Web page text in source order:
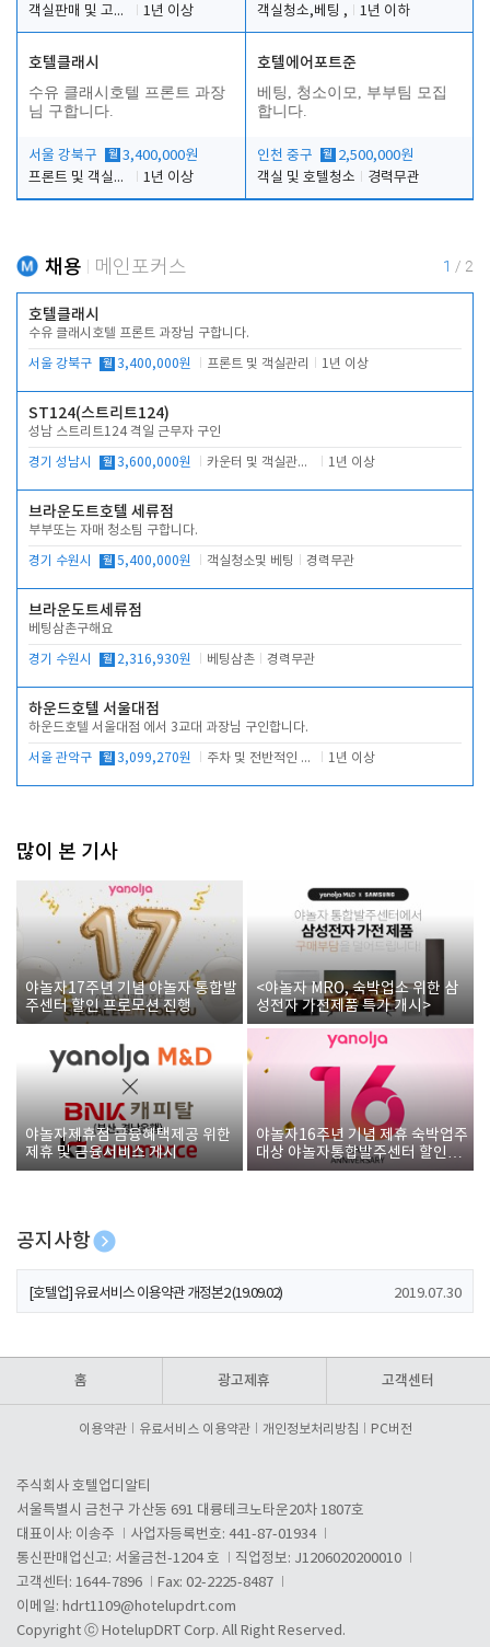
객실판매 및 고객응대
1년 이상
객실청소,베팅 ,
1년 이하
호텔클래시
수유 클래시호텔 프론트 과장
님 구합니다.
서울 강북구 월 3,400,000원
프론트 및 객실관리
1년 이상
호텔에어포트준
베팅, 청소이모, 부부팀 모집
합니다.
인천 중구 월 2,500,000원
객실 및 호텔청소
경력무관
채용 메인포커스 1 / 2
호텔클래시
수유 클래시호텔 프론트 과장님 구합니다.
서울 강북구 월 3,400,000원 프론트 및 객실관리 1년 이상
ST124(스트리트124)
성남 스트리트124 격일 근무자 구인
경기 성남시 월 3,600,000원 카운터 및 객실관리 전반 1년 이상
브라운도트호텔 세류점
부부또는 자매 청소팀 구합니다.
경기 수원시 월 5,400,000원 객실청소및 베팅 경력무관
브라운도트세류점
베팅삼촌구해요
경기 수원시 월 2,316,930원 베팅삼촌 경력무관
하운드호텔 서울대점
하운드호텔 서울대점 에서 3교대 과장님 구인합니다.
서울 관악구 월 3,099,270원 주차 및 전반적인 당번업무 1년 이상
많이 본 기사
야놀자17주년 기념 야놀자 통합발
주센터 할인 프로모션 진행
<야놀자 MRO, 숙박업소 위한 삼
성전자 가전제품 특가 개시>
야놀자제휴점 금융혜택제공 위한
제휴 및 금융서비스 게시
야놀자16주년 기념 제휴 숙박업주
대상 야놀자통합발주센터 할인쿠
폰 증정
공지사항
[호텔업] 개인정보 처리방침 개정본1 (19.09.02)
[호텔업] 유료서비스 이용약관 개정본2 (19.09.02) 2019.07.30
홈 광고제휴 고객센터
이용약관 유료서비스 이용약관 개인정보처리방침 PC버전
주식회사 호텔업디알티
서울특별시 금천구 가산동 691 대륭테크노타운20차 1807호
대표이사: 이송주
사업자등록번호: 441-87-01934
통신판매업신고: 서울금천-1204 호
직업정보: J1206020200010
고객센터: 1644-7896
Fax: 02-2225-8487
이메일: hdrt1109@hotelupdrt.com
Copyright ⓒ HotelupDRT Corp. All Right Reserved.